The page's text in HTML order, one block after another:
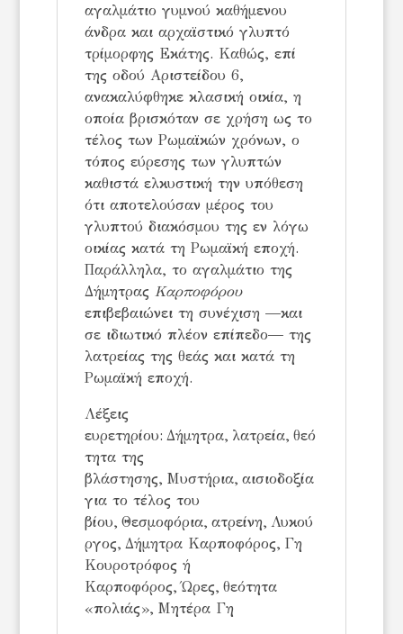
αγαλμάτιο γυμνού καθήμενου
άνδρα και αρχαϊστικό γλυπτό
τρίμορφης Εκάτης. Καθώς, επί
της οδού Αριστείδου 6,
ανακαλύφθηκε κλασική οικία, η
οποία βρισκόταν σε χρήση ως το
τέλος των Ρωμαϊκών χρόνων, ο
τόπος εύρεσης των γλυπτών
καθιστά ελκυστική την υπόθεση
ότι αποτελούσαν μέρος του
γλυπτού διακόσμου της εν λόγω
οικίας κατά τη Ρωμαϊκή εποχή.
Παράλληλα, το αγαλμάτιο της
Δήμητρας Kαρποφόρου
επιβεβαιώνει τη συνέχιση —και
σε ιδιωτικό πλέον επίπεδο— της
λατρείας της θεάς και κατά τη
Ρωμαϊκή εποχή.
Λέξεις
ευρετηρίου: Δήμητρα, λατρεία, θεό
τητα της
βλάστησης, Μυστήρια, αισιοδοξία
για το τέλος του
βίου, Θεσμοφόρια, ατρείνη, Λυκού
ργος, Δήμητρα Καρποφόρος, Γη
Κουροτρόφος ή
Καρποφόρος, Ώρες, θεότητα
«πολιάς», Μητέρα Γη